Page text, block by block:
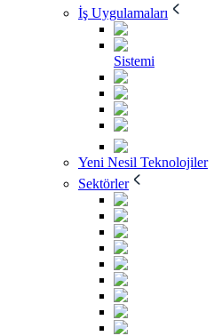
İş Uygulamaları
Sistemi
Yeni Nesil Teknolojiler
Sektörler